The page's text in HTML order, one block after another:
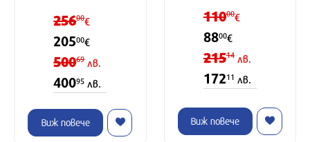
25600€
20500€
50069лв.
40095 лв.
Виж повече
11000€
8800€
21514лв.
17211 лв.
Виж повече